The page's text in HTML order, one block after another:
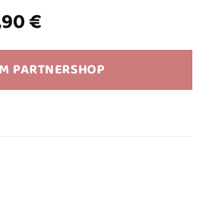
€
€Aktueller
Preis
ist:
44,90 €.
PARTNERSHOP